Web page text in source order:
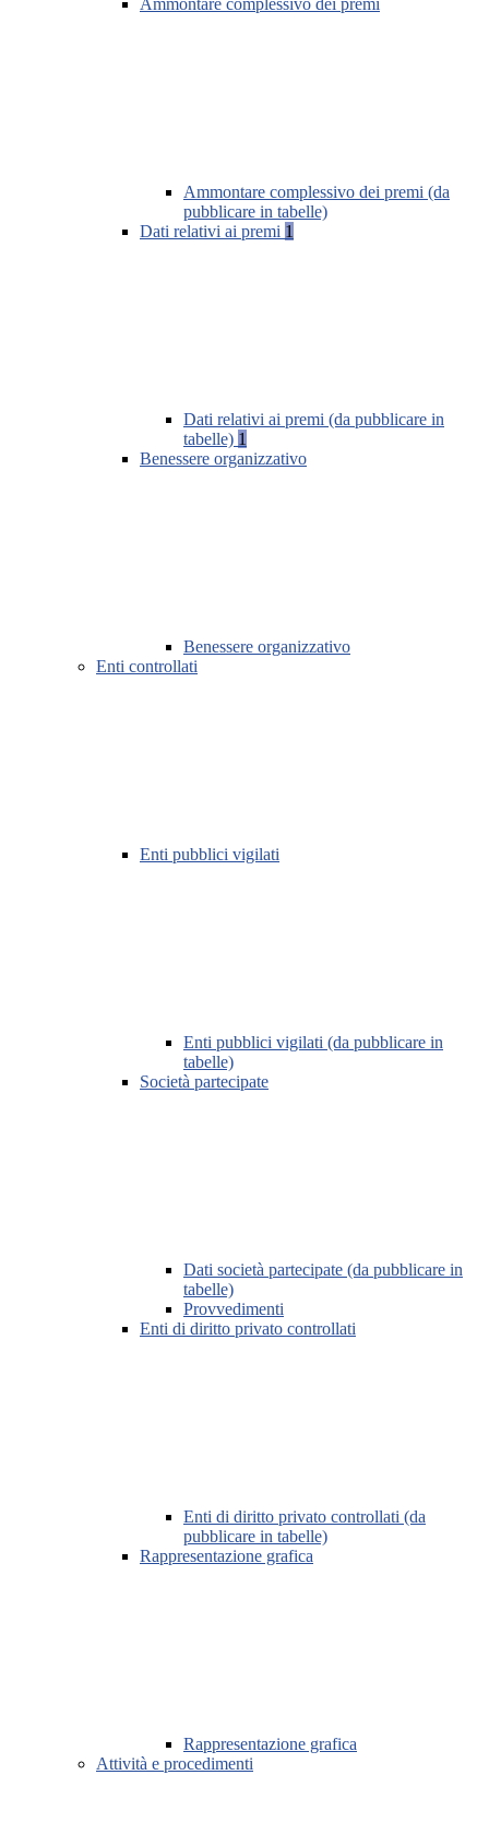
Ammontare complessivo dei premi
Ammontare complessivo dei premi (da
pubblicare in tabelle)
Dati relativi ai premi 1
Dati relativi ai premi (da pubblicare in
tabelle) 1
Benessere organizzativo
Benessere organizzativo
Enti controllati
Enti pubblici vigilati
Enti pubblici vigilati (da pubblicare in
tabelle)
Società partecipate
Dati società partecipate (da pubblicare in
tabelle)
Provvedimenti
Enti di diritto privato controllati
Enti di diritto privato controllati (da
pubblicare in tabelle)
Rappresentazione grafica
Rappresentazione grafica
Attività e procedimenti